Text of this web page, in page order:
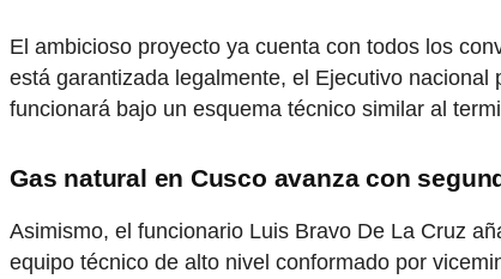
El ambicioso proyecto ya cuenta con todos los
está garantizada legalmente, el Ejecutivo
funcionará bajo un esquema técnico similar al
Gas natural en Cusco avanza con
Asimismo, el funcionario Luis Bravo De La Cruz
equipo técnico de alto nivel conformado por